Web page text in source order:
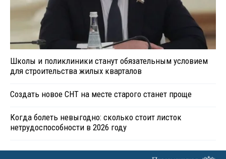
Школы и поликлиники станут обязательным условием
для строительства жилых кварталов
Создать новое СНТ на месте старого станет проще
Когда болеть невыгодно: сколько стоит листок
нетрудоспособности в 2026 году